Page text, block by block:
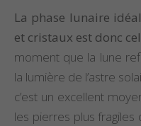
La phase lunaire
et cristaux est donc
moment que la lune
la lumière de l’astre
c’est un excellent
les pierres plus fragiles